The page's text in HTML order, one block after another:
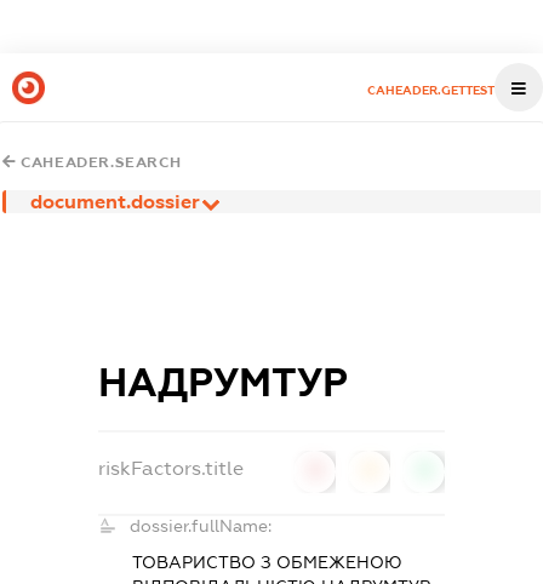
CAHEADER.GETTEST
CAHEADER.SEARCH
document.dossier
НАДРУМТУР
riskFactors.title
dossier.fullName:
ТОВАРИСТВО З ОБМЕЖЕНОЮ